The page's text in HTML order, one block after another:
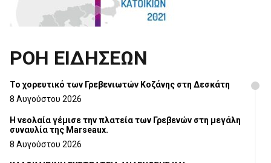
ΡΟΗ ΕΙΔΗΣΕΩΝ
Το χορευτικό των Γρεβενιωτών Κοζάνης στη Δεσκάτη
8 Αυγούστου 2026
Η νεολαία γέμισε την πλατεία των Γρεβενών στη μεγάλη
συναυλία της Marseaux.
8 Αυγούστου 2026